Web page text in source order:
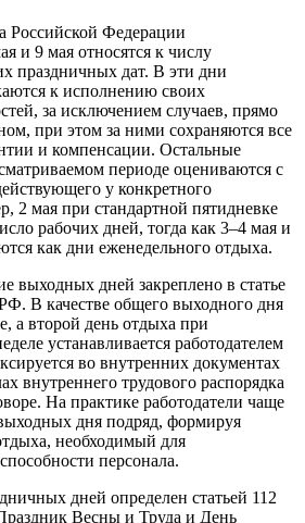
Российской Федерации
и 9 мая относятся к числу
праздничных дат. В эти дни
к исполнению своих
за исключением случаев, прямо
при этом за ними сохраняются все
и компенсации. Остальные
периоде оцениваются с
у конкретного
2 мая при стандартной пятидневке
рабочих дней, тогда как 3–4 мая и
как дни еженедельного отдыха.
выходных дней закреплено в статье
В качестве общего выходного дня
а второй день отдыха при
устанавливается работодателем
во внутренних документах
внутреннего трудового распорядка
На практике работодатели чаще
дня подряд, формируя
необходимый для
персонала.
дней определен статьей 112
Весны и Труда и День